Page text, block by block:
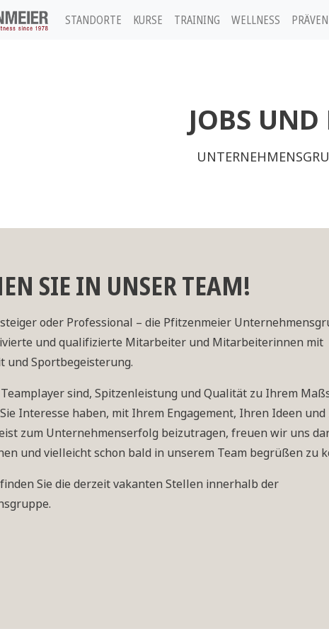
STANDORTE KURSE TRAINING WELLNESS
JOBS UND
SIE IN UNSER TEAM!
oder Professional – die Pfitzenmeier
und qualifizierte Mitarbeiter und Mitarbeiterinnen mit
und Sportbegeisterung.
sind, Spitzenleistung und Qualität zu Ihrem
Interesse haben, mit Ihrem Engagement, Ihren Ideen
zum Unternehmenserfolg beizutragen, freuen wir uns
und vielleicht schon bald in unserem Team begrüßen zu
Sie die derzeit vakanten Stellen innerhalb der